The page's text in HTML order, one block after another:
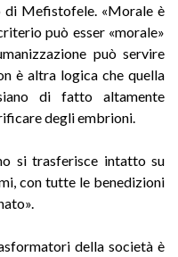
di Mefistofele. «Morale è
può esser «morale»
può servire
è altra logica che quella
di fatto altamente
degli embrioni.
si trasferisce intatto su
con tutte le benedizioni
della società è